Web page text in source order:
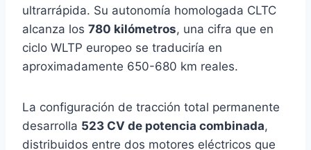
ultrarrápida. Su autonomía homologada CLTC
alcanza los 780 kilómetros, una cifra que en
ciclo WLTP europeo se traduciría en
aproximadamente 650-680 km reales.
La configuración de tracción total permanente
desarrolla 523 CV de potencia combinada,
distribuidos entre dos motores eléctricos que